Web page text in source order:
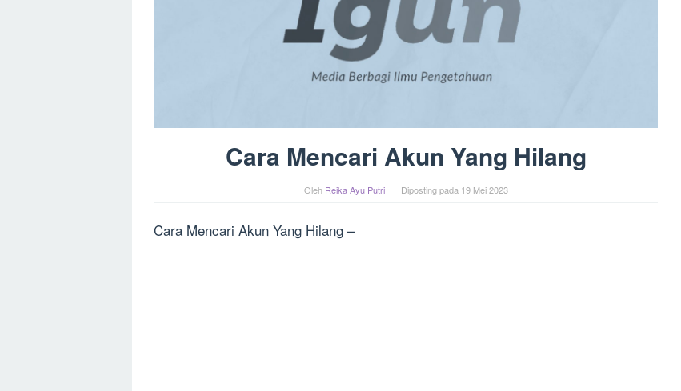
Cara Mencari Akun Yang Hilang
Oleh Reika Ayu Putri Diposting pada 19 Mei 2023
Cara Mencari Akun Yang Hilang –